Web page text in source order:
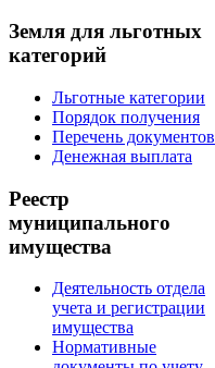
Земля для льготных
категорий
Льготные категории
Порядок получения
Перечень документов
Денежная выплата
Реестр
муниципального
имущества
Деятельность отдела
учета и регистрации
имущества
Нормативные